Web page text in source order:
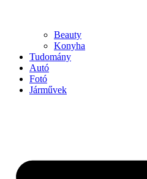
Beauty
Konyha
Tudomány
Autó
Fotó
Járművek